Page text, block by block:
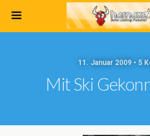
11. Januar 2009 • 5
Mit Ski